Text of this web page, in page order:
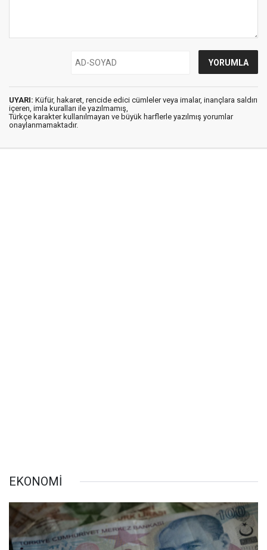
UYARI: Küfür, hakaret, rencide edici cümleler veya imalar, inançlara saldırı
içeren, imla kuralları ile yazılmamış,
Türkçe karakter kullanılmayan ve büyük harflerle yazılmış yorumlar
onaylanmamaktadır.
EKONOMİ